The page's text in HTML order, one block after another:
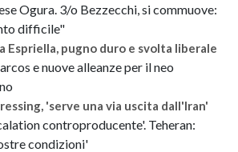
Ogura. 3/o Bezzecchi, si commuove:
difficile"
Espriella, pugno duro e svolta liberale
e nuove alleanze per il neo
'serve una via uscita dall'Iran'
controproducente'. Teheran:
condizioni'